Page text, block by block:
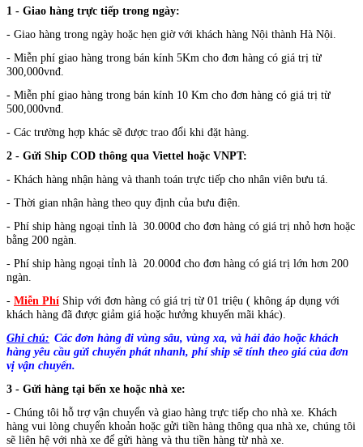
1 - Giao hàng trực tiếp trong ngày:
- Giao hàng trong ngày hoặc hẹn giờ với khách hàng Nội thành Hà Nội.
- Miễn phí giao hàng trong bán kính 5Km cho đơn hàng có giá trị từ
300,000vnđ.
- Miễn phí giao hàng trong bán kính 10 Km cho đơn hàng có giá trị từ
500,000vnđ.
- Các trường hợp khác sẽ được trao đổi khi đặt hàng.
2 - Gửi Ship COD thông qua Viettel hoặc VNPT:
- Khách hàng nhận hàng và thanh toán trực tiếp cho nhân viên bưu tá.
- Thời gian nhận hàng theo quy định của bưu điện.
- Phí ship hàng ngoại tỉnh là 30.000đ cho đơn hàng có giá trị nhỏ hơn hoặc
bằng 200 ngàn.
- Phí ship hàng ngoại tỉnh là 20.000đ cho đơn hàng có giá trị lớn hơn 200
ngàn.
- Miễn Phí Ship với đơn hàng có giá trị từ 01 triệu ( không áp dụng với
khách hàng đã được giảm giá hoặc hưởng khuyến mãi khác).
Ghi chú: Các đơn hàng đi vùng sâu, vùng xa, và hải đảo hoặc khách
hàng yêu cầu gửi chuyển phát nhanh, phí ship sẽ tính theo giá của đơn
vị vận chuyển.
3 - Gửi hàng tại bến xe hoặc nhà xe:
- Chúng tôi hỗ trợ vận chuyển và giao hàng trực tiếp cho nhà xe. Khách
hàng vui lòng chuyển khoản hoặc gửi tiền hàng thông qua nhà xe, chúng tôi
sẽ liên hệ với nhà xe để gửi hàng và thu tiền hàng từ nhà xe.